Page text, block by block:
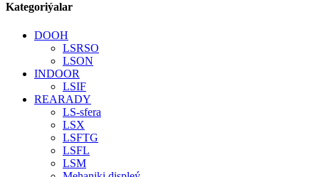
Kategoriýalar
DOOH
LSRSO
LSON
INDOOR
LSIF
REARADY
LS-sfera
LSX
LSFTG
LSFL
LSM